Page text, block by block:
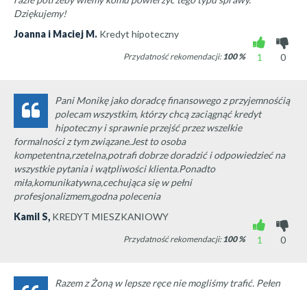
Dziękujemy!
Joanna i Maciej M. Kredyt hipoteczny
1
0
Przydatność rekomendacji:100%
Pani Monikę jako doradcę finansowego z przyjemnośćią
polecam wszystkim, którzy chcą zaciągnąć kredyt
hipoteczny i sprawnie przejść przez wszelkie
formalności z tym związane.Jest to osoba
kompetentna,rzetelna,potrafi dobrze doradzić i odpowiedzieć na
wszystkie pytania i wątpliwości klienta.Ponadto
miła,komunikatywna,cechująca się w pełni
profesjonalizmem,godna polecenia
Kamil S, KREDYT MIESZKANIOWY
1
0
Przydatność rekomendacji:100%
Razem z Żoną w lepsze ręce nie mogliśmy trafić. Pełen